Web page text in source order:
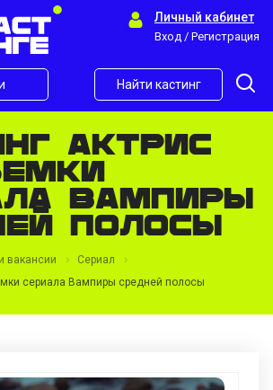
Личный кабинет
Вход / Регистрация
Найти кастинг
актрис
Вампиры
полосы
вакансии
Сериал
сериала Вампиры средней полосы